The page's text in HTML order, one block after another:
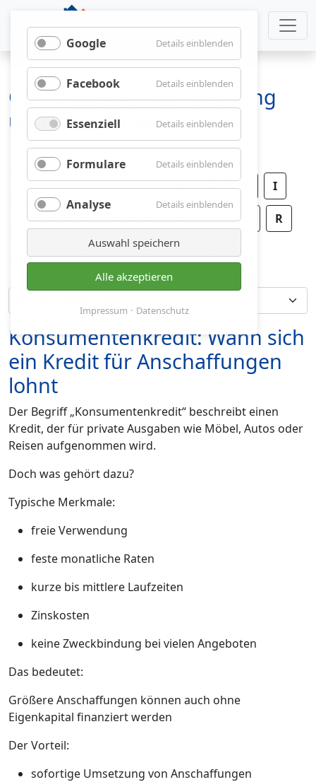
Google Details einblenden
Google
Facebook Details einblenden
Facebook
Essenziell Details einblenden
Essenziell
Formulare Details einblenden
Formulare
Analyse Details einblenden
Analyse
Auswahl speichern
Alle akzeptieren
Impressum Datenschutz
Glossar für Baufinanzierung
und Immobilien
A B C D E F G I
K L M N O P R
U V W
Konsumentenkredit: Wann sich
ein Kredit für Anschaffungen
lohnt
Der Begriff „Konsumentenkredit“ beschreibt einen
Kredit, der für private Ausgaben wie Möbel, Autos oder
Reisen aufgenommen wird.
Doch was gehört dazu?
Typische Merkmale:
freie Verwendung
feste monatliche Raten
kurze bis mittlere Laufzeiten
Zinskosten
keine Zweckbindung bei vielen Angeboten
Das bedeutet:
Größere Anschaffungen können auch ohne
Eigenkapital finanziert werden
Der Vorteil:
sofortige Umsetzung von Anschaffungen